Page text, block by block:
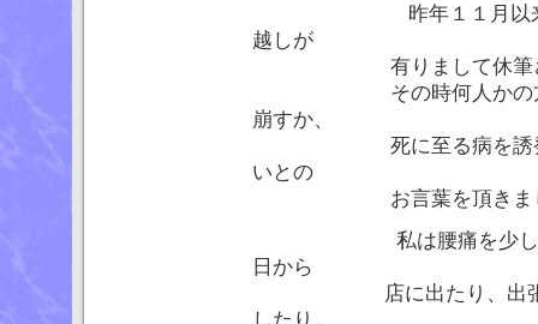
昨年１１月以来 氣の
越しが
有りまして休筆させ
その時何人かの方に、
崩すか、
死に至る病を誘発する
いとの
お言葉を頂きまし
私は腰痛を少し起こし
日から
店に出たり、出張をこ
したり、